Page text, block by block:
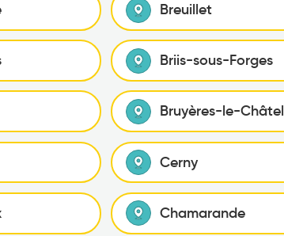
Breuillet
Briis-sous-Forges
Bruyères-le-Châtel
Cerny
Chamarande